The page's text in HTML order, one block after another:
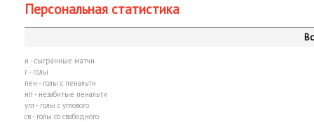
Персональная статистика
и - сыгранные матчи
г - голы
пен - голы с пенальти
нп - незабитые пенальти
угл - голы с углового
св - голы со свободного